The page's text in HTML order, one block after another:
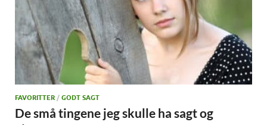
FAVORITTER / GODT SAGT
De små tingene jeg skulle ha sagt og